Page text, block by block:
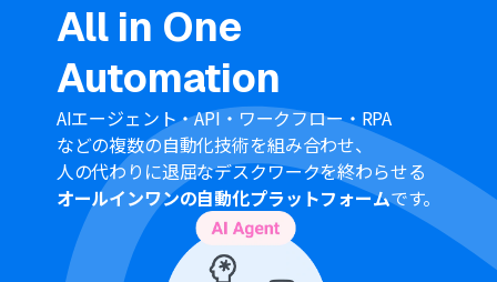
てください。
分岐はパーソナルプラン以上のプランでご利用いただけ
る機能（オペレーション）となっております。フリープラ
ンの場合は設定しているフローボットのオペレーション
はエラーとなりますので、ご注意ください。
パーソナルプランなどの有料プランは、2週間の無料トラ
イアルを行うことが可能です。無料トライアル中には制限
対象のアプリや機能（オペレーション）を使用すること
ができます。詳しくは、料金プランのページをご参照くだ
さい。
LINE公式アカウントはミニプラン以上でご利用いただけ
るアプリとなっております。フリープラン・パーソナルプ
All in One
Automation
AIエージェント・API・ワークフロー・RPA
などの複数の自動化技術を組み合わせ、
人の代わりに退屈なデスクワークを終わらせる
オールインワンの自動化プラットフォームです。